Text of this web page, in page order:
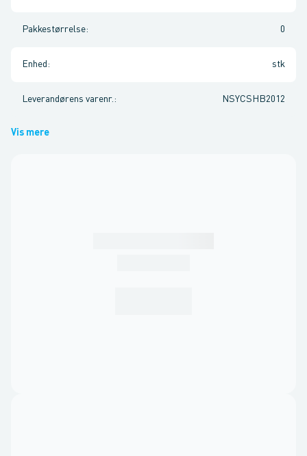
Pakkestørrelse: 0
Enhed : stk
Leverandørens varenr. : NSYCSHB2012
Vis mere